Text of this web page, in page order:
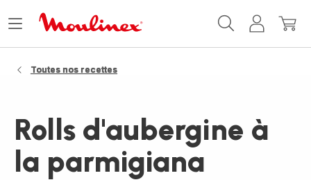
MonMon
Ouvrir
Toutes nos recettes
Rolls d'aubergine à
la parmigiana